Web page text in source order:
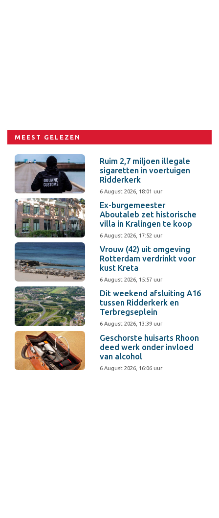
MEEST GELEZEN
Ruim 2,7 miljoen illegale
sigaretten in voertuigen
Ridderkerk
6 August 2026, 18:01 uur
Ex-burgemeester
Aboutaleb zet historische
villa in Kralingen te koop
6 August 2026, 17:52 uur
Vrouw (42) uit omgeving
Rotterdam verdrinkt voor
kust Kreta
6 August 2026, 15:57 uur
Dit weekend afsluiting A16
tussen Ridderkerk en
Terbregseplein
6 August 2026, 13:39 uur
Geschorste huisarts Rhoon
deed werk onder invloed
van alcohol
6 August 2026, 16:06 uur